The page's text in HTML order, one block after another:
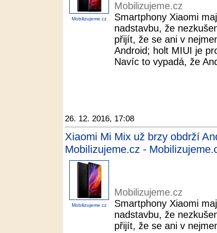
Mobilizujeme.cz
Mobilizujeme.cz
Smartphony Xiaomi
nadstavbu, že
přijít, že se ani v
Android; holt MIUI je
Navíc to vypadá, že
26. 12. 2016, 17:08
Xiaomi Mi Mix už brzy obdrží
Mobilizujeme.cz -
Mobilizujeme.cz
Mobilizujeme.cz
Smartphony Xiaomi
nadstavbu, že
přijít, že se ani v